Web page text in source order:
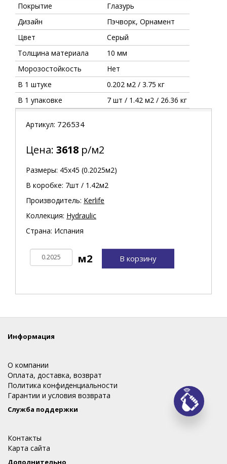
Покрытие
Глазурь
Дизайн
Пэчворк, Орнамент
Цвет
Серый
Толщина материала
10 мм
Морозостойкость
Нет
В 1 штуке
0.202 м2 / 3.75 кг
В 1 упаковке
7 шт / 1.42 м2 / 26.36 кг
Артикул: 726534
Цена: 3618 р/м2
Размеры: 45х45 (0.2025м2)
В коробке: 7шт / 1.42м2
Производитель: Kerlife
Коллекция: Hydraulic
Страна: Испания
В корзину
Информация
О компании
Оплата, доставка, возврат
Политика конфиденциальности
Гарантии и условия возврата
Служба поддержки
Контакты
Карта сайта
Дополнительно